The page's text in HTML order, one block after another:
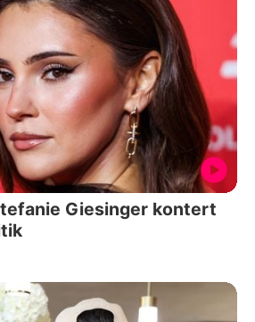
Giesinger kontert